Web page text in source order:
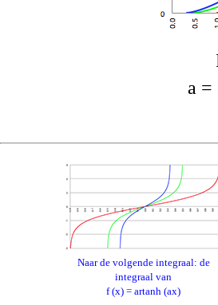
a =
Naar de volgende integraal: de
integraal van
f (x) = artanh (ax)